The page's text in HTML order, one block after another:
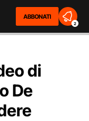
ABBONATI
2
di
De